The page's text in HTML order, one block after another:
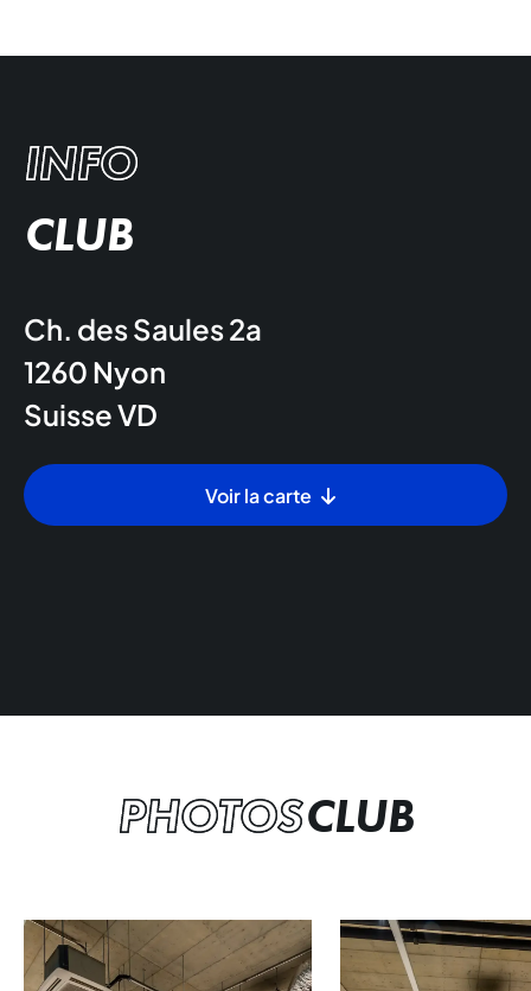
INFO
CLUB
Ch. des Saules 2a
1260 Nyon
SuisseVD
Voir la carte
PHOTOSCLUB